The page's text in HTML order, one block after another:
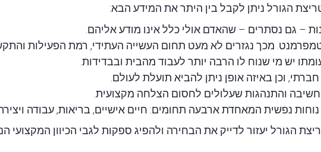
הגורל ניתן לקבל בין היתר את המידע הבא:
– גם נסתרים – שהאדם אולי כלל אינו מודע אליהם.
. מכך נגזרים לא מעט תחום העשייה העתידי, רמת הפעילות
יש מי שנוח לו הרבה יותר לעבוד מהבית ובבדידות.
וכן באיזה אופן ניתן להביא תועלת לעולם.
חשיבה והתנהגות שעלולים לחסום הצלחה מקצועית.
נוחות נפשית המאחדת ארבעה תחומים: חיים אישיים, בריאות, עבודה
הגורל יעזור לדייק את הבחירה ולהפיג ספקות לגבי הכיוון המקצועי